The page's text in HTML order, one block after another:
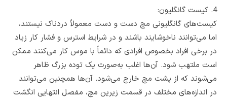
4. کیست گانگلیون:
کیست‌های گانگلیونی مچ دست و دست معمولاً دردناک نیستند،
اما می‌توانند ناخوشایند باشند و در شرایط استرس و فشار کار زیاد
در برخی افراد بخصوص افرادی که دائماً با موس کار می‌کنند ممکن
است ملتهب شود. آن‌ها اغلب به‌صورت یک توده بزرگ ظاهر
می‌شوند که از پشت مچ خارج می‌شود. آن‌ها همچنین می‌توانند
در اندازه‌های مختلف در قسمت زیرین مچ، مفصل انتهایی انگشت